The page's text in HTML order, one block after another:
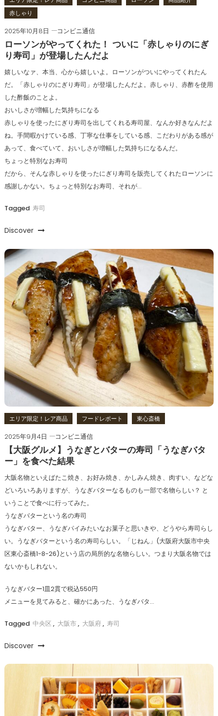
赤しゃり
2025年10月8日
コンビニ通信
ローソンがやってくれた！ ついに「赤しゃりのにぎ
り寿司」が登場したんだよ
嬉しいなァ、本当、心から嬉しいよ。ローソンがついにやってくれたん
だ。「赤しゃりのにぎり寿司」が登場したんだよ。赤しゃり、赤酢を使用
した酢飯のことよ。
おいしさが増幅した気持ちになる
赤しゃりを使ったにぎり寿司を出してくれる寿司屋、なんか好きなんだよ
ね。手間暇かけている感、丁寧な仕事をしている感、こだわりがある感が
あって、食べていて、おいしさが増幅した気持ちになるんだ。
ちょっと特別なお寿司
だから、そんな赤しゃりを使ったにぎり寿司を販売してくれたローソンに
感謝しかない。ちょっと特別なお寿司、それが…
Tagged 寿司
Discover
エリア限定！レア商品 フードレポート 東心斎橋
2025年9月4日
コンビニ通信
【大阪グルメ】うなぎとバターの寿司「うなぎバタ
ー」を食べた結果
大阪名物といえばたこ焼き、お好み焼き、かしみん焼き、肉すい、などな
どいろいろありますが、うなぎバターなるものも一部で名物らしい？ と
いうことで食べに行ってみた。
うなぎバターという名の寿司
うなぎバター、うなぎパイみたいなお菓子と思いきや、どうやら寿司らし
い。うなぎバターという名の寿司らしい。「じねん」(大阪府大阪市中央
区東心斎橋1-8-26)という店の局所的な名物らしい。つまり大阪名物では
ないかもしれない。
うなぎバター1皿2貫で税込550円
メニューを見てみると、確かにあった、うなぎバタ…
Tagged 中央区 , 大阪市, 大阪府, 寿司
Discover